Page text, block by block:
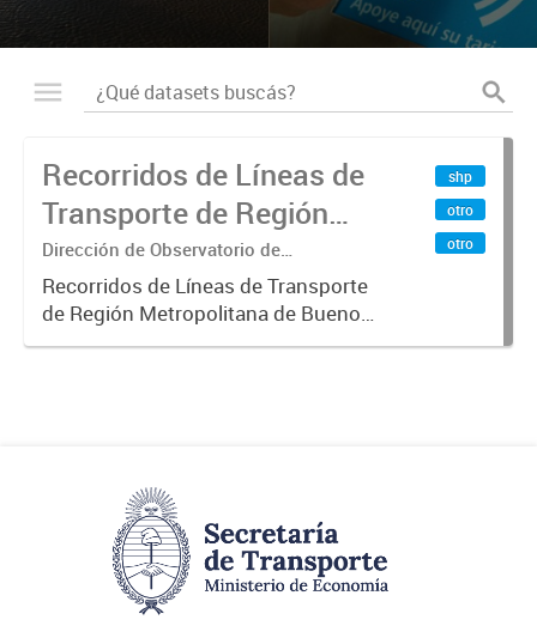
Recorridos de Líneas de
Transporte de Región
Metropolitana de
Buenos Aires (RMBA)
Dirección de Observatorio de
Transporte, Estudio y Sistemas
Recorridos de Líneas de Transporte
de Región Metropolitana de Buenos
Aires (RMBA).-
shp
otro
otro